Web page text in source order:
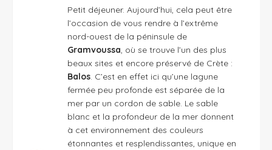
Petit déjeuner. Aujourd’hui, cela peut être
l’occasion de vous rendre à l’extrême
nord-ouest de la péninsule de
Gramvoussa, où se trouve l’un des plus
beaux sites et encore préservé de Crète :
Balos. C’est en effet ici qu’une lagune
fermée peu profonde est séparée de la
mer par un cordon de sable. Le sable
blanc et la profondeur de la mer donnent
à cet environnement des couleurs
étonnantes et resplendissantes, unique en